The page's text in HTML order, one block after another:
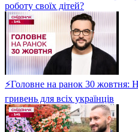
роботу своїх дітей?
⚡Головне на ранок 30 жовтня:
гривень для всіх українців